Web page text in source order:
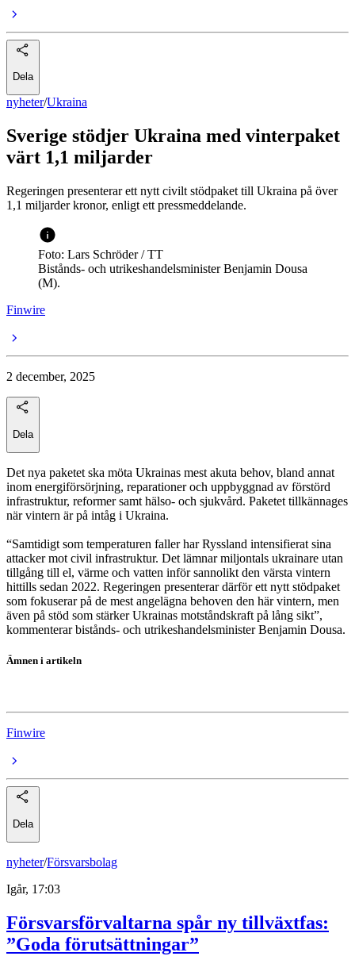
Dela
nyheter/Ukraina
Sverige stödjer Ukraina med vinterpaket
värt 1,1 miljarder
Regeringen presenterar ett nytt civilt stödpaket till Ukraina på över
1,1 miljarder kronor, enligt ett pressmeddelande.
Foto: Lars Schröder / TT
Bistånds- och utrikeshandelsminister Benjamin Dousa
(M).
Finwire
2 december, 2025
Dela
Det nya paketet ska möta Ukrainas mest akuta behov, bland annat
inom energiförsörjning, reparationer och uppbyggnad av förstörd
infrastruktur, reformer samt hälso- och sjukvård. Paketet tillkännages
när vintern är på intåg i Ukraina.
“Samtidigt som temperaturen faller har Ryssland intensifierat sina
attacker mot civil infrastruktur. Det lämnar miljontals ukrainare utan
tillgång till el, värme och vatten inför sannolikt den värsta vintern
hittills sedan 2022. Regeringen presenterar därför ett nytt stödpaket
som fokuserar på de mest angelägna behoven den här vintern, men
även på stöd som stärker Ukrainas motståndskraft på lång sikt”,
kommenterar bistånds- och utrikeshandelsminister Benjamin Dousa.
Ämnen i artikeln
Finwire
Dela
nyheter/Försvarsbolag
Igår, 17:03
Försvarsförvaltarna spår ny tillväxtfas:
”Goda förutsättningar”